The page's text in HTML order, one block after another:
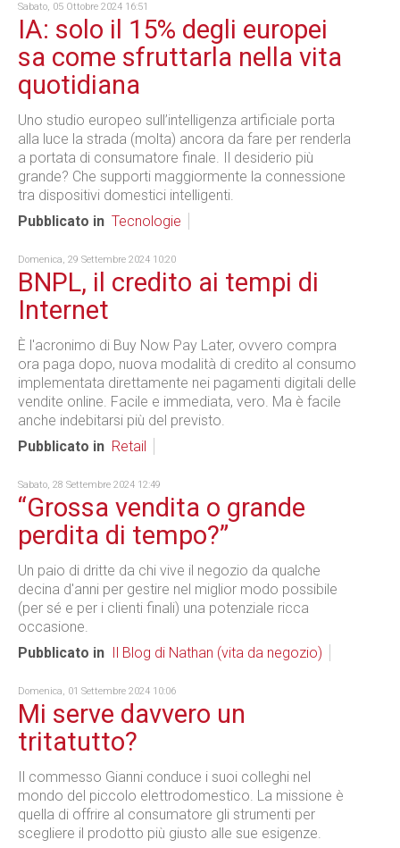
Sabato, 05 Ottobre 2024 16:51
IA: solo il 15% degli europei
sa come sfruttarla nella vita
quotidiana
Uno studio europeo sull’intelligenza artificiale porta
alla luce la strada (molta) ancora da fare per renderla
a portata di consumatore finale. Il desiderio più
grande? Che supporti maggiormente la connessione
tra dispositivi domestici intelligenti.
Pubblicato in Tecnologie
Domenica, 29 Settembre 2024 10:20
BNPL, il credito ai tempi di
Internet
È l'acronimo di Buy Now Pay Later, ovvero compra
ora paga dopo, nuova modalità di credito al consumo
implementata direttamente nei pagamenti digitali delle
vendite online. Facile e immediata, vero. Ma è facile
anche indebitarsi più del previsto.
Pubblicato in Retail
Sabato, 28 Settembre 2024 12:49
“Grossa vendita o grande
perdita di tempo?”
Un paio di dritte da chi vive il negozio da qualche
decina d'anni per gestire nel miglior modo possibile
(per sé e per i clienti finali) una potenziale ricca
occasione.
Pubblicato in
Il Blog di Nathan (vita da negozio)
Domenica, 01 Settembre 2024 10:06
Mi serve davvero un
tritatutto?
Il commesso Gianni conduce i suoi colleghi nel
mondo del piccolo elettrodomestico. La missione è
quella di offrire al consumatore gli strumenti per
scegliere il prodotto più giusto alle sue esigenze.